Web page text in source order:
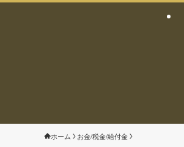
ホーム お金/税金/給付金